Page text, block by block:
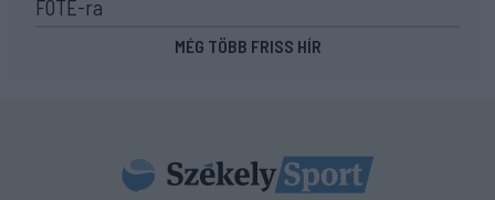
FOTE-ra
MÉG TÖBB FRISS HÍR